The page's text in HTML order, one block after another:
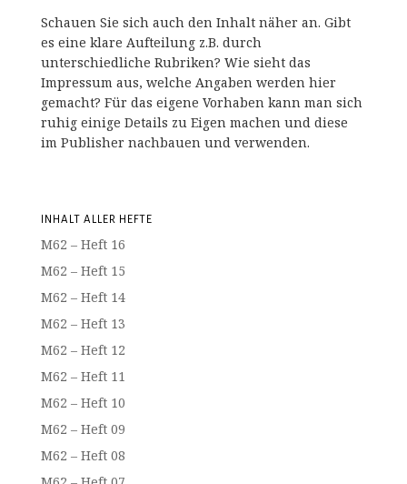
Schauen Sie sich auch den Inhalt näher an. Gibt
es eine klare Aufteilung z.B. durch
unterschiedliche Rubriken? Wie sieht das
Impressum aus, welche Angaben werden hier
gemacht? Für das eigene Vorhaben kann man sich
ruhig einige Details zu Eigen machen und diese
im Publisher nachbauen und verwenden.
INHALT ALLER HEFTE
M62 – Heft 16
M62 – Heft 15
M62 – Heft 14
M62 – Heft 13
M62 – Heft 12
M62 – Heft 11
M62 – Heft 10
M62 – Heft 09
M62 – Heft 08